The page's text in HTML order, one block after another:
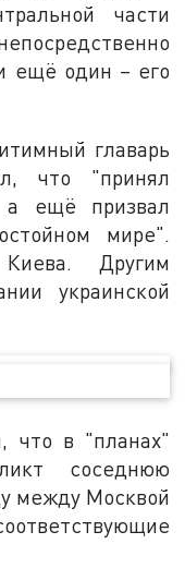
части
ещё один – его
главарь
что "принял
ещё призвал
мире".
Другим
украинской
что в "планах"
соседнюю
между Москвой